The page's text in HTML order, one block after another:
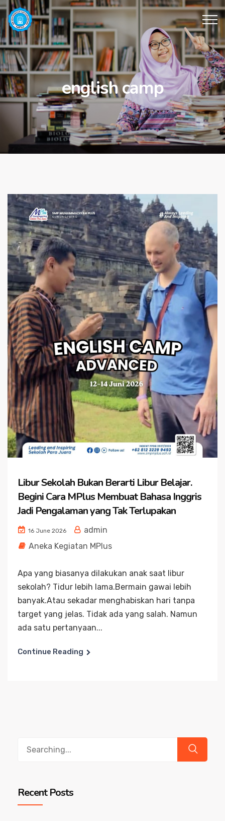
english camp
Libur Sekolah Bukan Berarti Libur Belajar.
Begini Cara MPlus Membuat Bahasa Inggris
Jadi Pengalaman yang Tak Terlupakan
16 June 2026
admin
Aneka Kegiatan MPlus
Apa yang biasanya dilakukan anak saat libur
sekolah? Tidur lebih lama.Bermain gawai lebih
banyak.Atau sekadar menghabiskan hari tanpa
target yang jelas. Tidak ada yang salah. Namun
ada satu pertanyaan...
Continue Reading
Recent Posts